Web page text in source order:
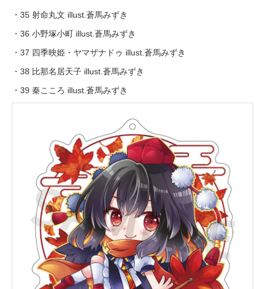
・35 射命丸文 illust.蒼馬みずき
・36 小野塚小町 illust.蒼馬みずき
・37 四季映姫・ヤマザナドゥ illust.蒼馬みずき
・38 比那名居天子 illust.蒼馬みずき
・39 秦こころ illust.蒼馬みずき